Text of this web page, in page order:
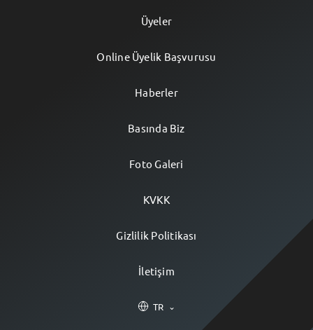
Üyeler
Online Üyelik Başvurusu
Haberler
Basında Biz
Foto Galeri
KVKK
Gizlilik Politikası
İletişim
TR ⌄